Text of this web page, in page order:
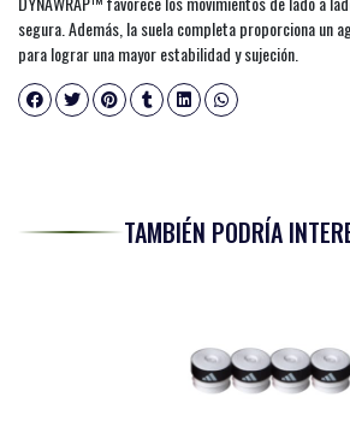
segura. Además, la suela completa proporciona un
para lograr una mayor estabilidad y sujeción.
TAMBIÉN PODRÍA